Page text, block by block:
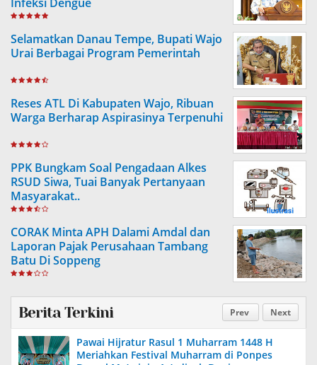
Selamatkan Danau Tempe, Bupati Wajo
Urai Berbagai Program Pemerintah
Reses ATL Di Kabupaten Wajo, Ribuan
Warga Berharap Aspirasinya Terpenuhi
PPK Bungkam Soal Pengadaan Alkes
RSUD Siwa, Tuai Banyak Pertanyaan
Masyarakat..
CORAK Minta APH Dalami Amdal dan
Laporan Pajak Perusahaan Tambang
Batu Di Soppeng
Prev Next
Berita Terkini
Pawai Hijratur Rasul 1 Muharram 1448 H
Meriahkan Festival Muharram di Ponpes